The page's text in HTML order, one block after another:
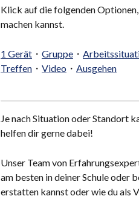
Klick auf die folgenden
machen kannst.
1 Gerät ・ Gruppe ・
Treffen ・ Video ・ Ausgehen
Je nach Situation oder Standort
helfen dir gerne dabei!
Unser Team von
am besten in deiner Schule oder
erstatten kannst oder wie du als